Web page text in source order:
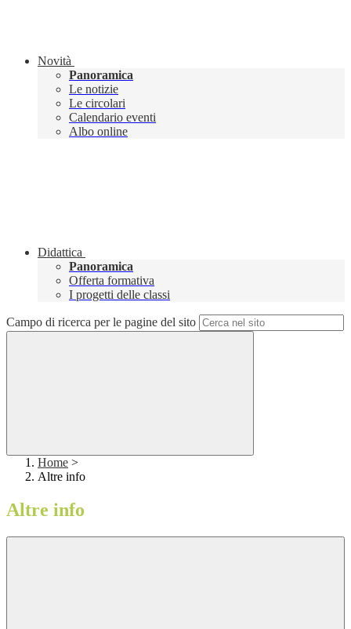
Novità
Panoramica
Le notizie
Le circolari
Calendario eventi
Albo online
Didattica
Panoramica
Offerta formativa
I progetti delle classi
Campo di ricerca per le pagine del sito
Home >
Altre info
Altre info